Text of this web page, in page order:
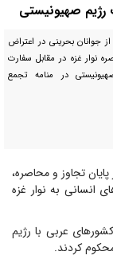
رژیم صهیونیستی
جوانان بحرینی در اعتراض
نوار غزه در مقابل سفارت
در منامه تجمع
تجاوز و محاصره،
انسانی به نوار غزه
عربی با رژیم
کردند.